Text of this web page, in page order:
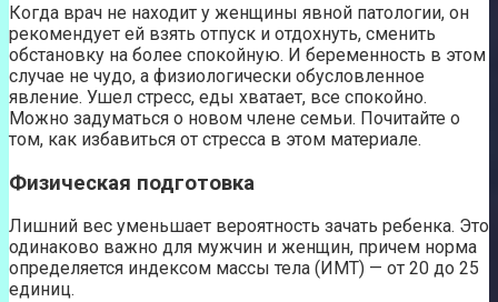
Когда врач не находит у женщины явной патологии, он
рекомендует ей взять отпуск и отдохнуть, сменить
обстановку на более спокойную. И беременность в этом
случае не чудо, а физиологически обусловленное
явление. Ушел стресс, еды хватает, все спокойно.
Можно задуматься о новом члене семьи. Почитайте о
том, как избавиться от стресса в этом материале.
Физическая подготовка
Лишний вес уменьшает вероятность зачать ребенка. Это
одинаково важно для мужчин и женщин, причем норма
определяется индексом массы тела (ИМТ) — от 20 до 25
единиц.